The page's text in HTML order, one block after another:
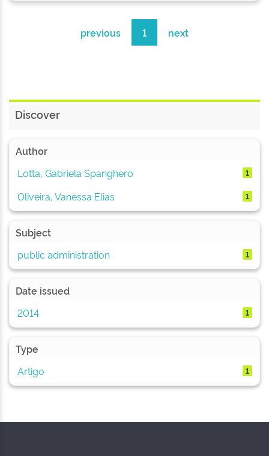
previous 1 next
Discover
Author
Lotta, Gabriela Spanghero
1
Oliveira, Vanessa Elias 1
Subject
public administration
1
Date issued
2014
1
Type
Artigo
1